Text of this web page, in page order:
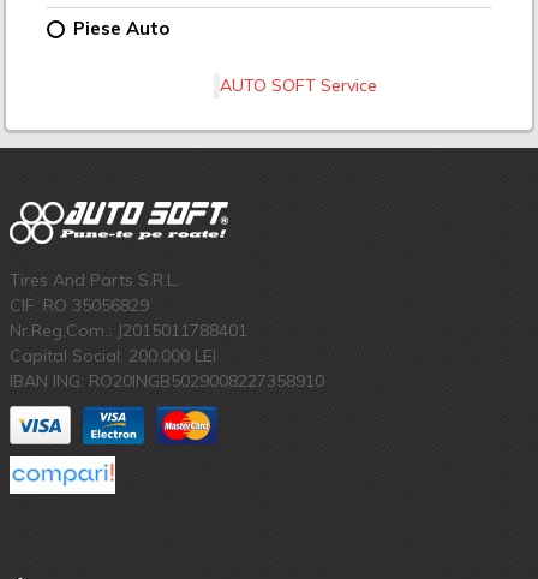
Piese Auto
AUTO SOFT Service
Tires And Parts S.R.L.
CIF: RO 35056829
Nr.Reg.Com.: J2015011788401
Capital Social: 200.000 LEI
IBAN ING: RO20INGB5029008227358910